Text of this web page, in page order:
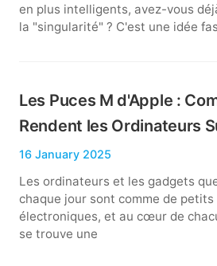
en plus intelligents, avez-vous
la "singularité" ? C'est une idée
Les Puces M d'Apple :
Rendent les Ordinateurs
16 January 2025
Les ordinateurs et les gadgets
chaque jour sont comme de petits
électroniques, et au cœur de
se trouve une